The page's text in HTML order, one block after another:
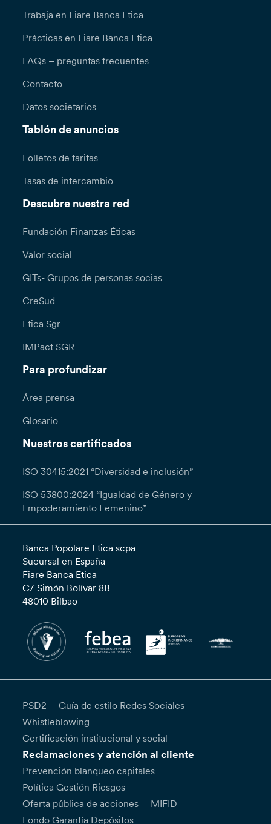
Trabaja en Fiare Banca Etica
Prácticas en Fiare Banca Etica
FAQs – preguntas frecuentes
Contacto
Datos societarios
Tablón de anuncios
Folletos de tarifas
Tasas de intercambio
Descubre nuestra red
Fundación Finanzas Éticas
Valor social
GITs- Grupos de personas socias
CreSud
Etica Sgr
IMPact SGR
Para profundizar
Área prensa
Glosario
Nuestros certificados
ISO 30415:2021 “Diversidad e inclusión”
ISO 53800:2024 “Igualdad de Género y
Empoderamiento Femenino”
Banca Popolare Etica scpa
Sucursal en España
Fiare Banca Etica
C/ Simón Bolívar 8B
48010 Bilbao
PSD2
Guía de estilo Redes Sociales
Whistleblowing
Certificación institucional y social
Reclamaciones y atención al cliente
Prevención blanqueo capitales
Política Gestión Riesgos
Oferta pública de acciones
MIFID
Fondo Garantía Depósitos